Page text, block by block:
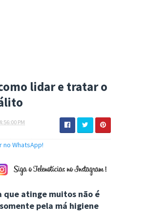
lidar e tratar o
PM
no WhatsApp!
que atinge muitos não é
pela má higiene